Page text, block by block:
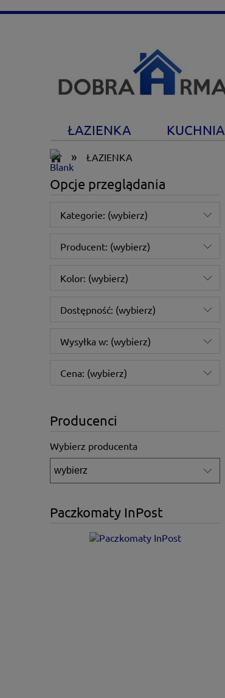
ŁAZIENKA KUCHNIA
» ŁAZIENKA
Opcje przeglądania
Kategorie: (wybierz)
Producent: (wybierz)
Kolor: (wybierz)
Dostępność: (wybierz)
Wysyłka w: (wybierz)
Cena: (wybierz)
Producenci
Wybierz producenta
Paczkomaty InPost